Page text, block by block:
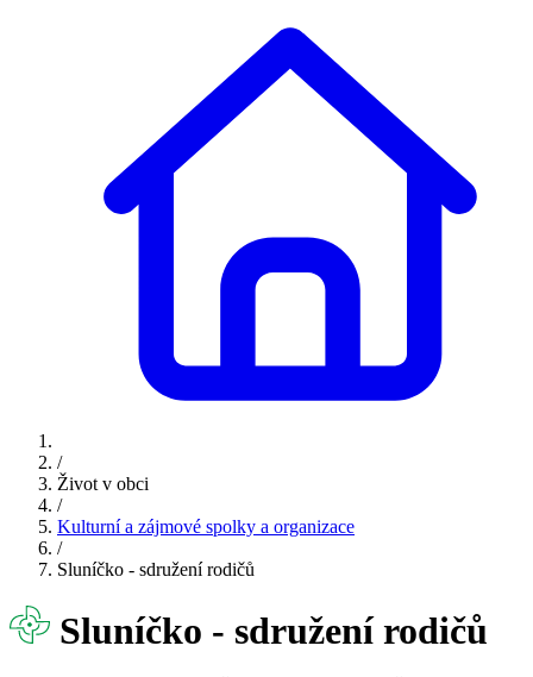
/
Život v obci
/
Kulturní a zájmové spolky a organizace
/
Sluníčko - sdružení rodičů
Sluníčko - sdružení rodičů